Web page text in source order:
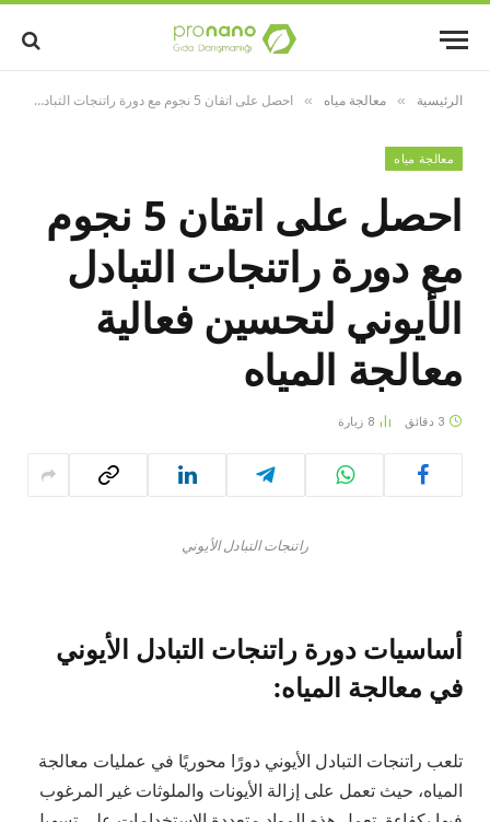
الرئيسية » معالجة مياه » احصل على اتقان 5 نجوم مع دورة راتنجات التبادل الأيوني لتحسين فعالية معالجة المياه
معالجة مياه
احصل على اتقان 5 نجوم
مع دورة راتنجات التبادل
الأيوني لتحسين فعالية
معالجة المياه
3 دقائق 8 زيارة
راتنجات التبادل الأيوني
أساسيات دورة راتنجات التبادل الأيوني
في معالجة المياه:
تلعب راتنجات التبادل الأيوني دورًا محوريًا في عمليات معالجة
المياه، حيث تعمل على إزالة الأيونات والملوثات غير المرغوب